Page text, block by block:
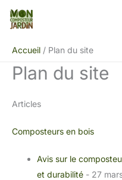
Aller
Accueil
Plan du site
Plan du site
Articles
Composteurs en bois
Avis sur le
et durabilité - 27